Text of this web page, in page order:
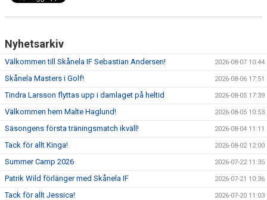
Nyhetsarkiv
Välkommen till Skånela IF Sebastian Andersen! 2026-08-07 10:44
Skånela Masters i Golf! 2026-08-06 17:51
Tindra Larsson flyttas upp i damlaget på heltid 2026-08-05 17:39
Välkommen hem Malte Haglund! 2026-08-05 10:53
Säsongens första träningsmatch ikväll! 2026-08-04 11:11
Tack för allt Kinga! 2026-08-02 12:00
Summer Camp 2026 2026-07-22 11:35
Patrik Wild förlänger med Skånela IF 2026-07-21 10:36
Tack för allt Jessica! 2026-07-20 11:03